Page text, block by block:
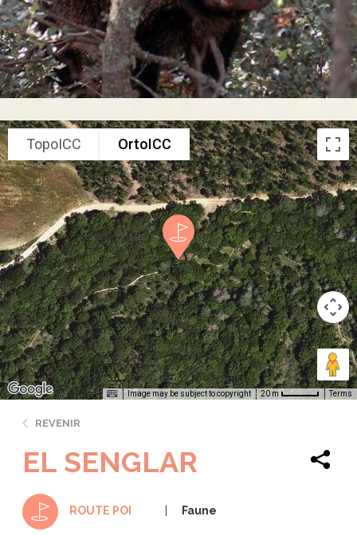
TopoICC OrtoICC
Image may be subject to copyright 20 m Terms
REVENIR
EL SENGLAR
ROUTE POI Faune